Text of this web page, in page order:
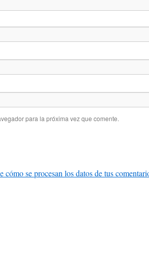
para la próxima vez que comente.
cómo se procesan los datos de tus